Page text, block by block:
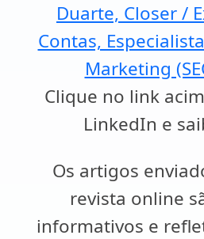
Duarte, Closer /
Contas,
Marketing
Clique no link
LinkedIn e
Os artigos
revista online
informativos e